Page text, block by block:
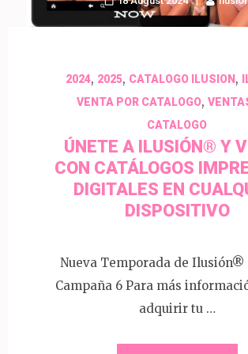
2024, 2025, CATALOGO ILUSION,
VENTA POR CATALOGO,
CATALOGO
ÚNETE A ILUSIÓN® Y
CON CATÁLOGOS
DIGITALES EN
DISPOSITIVO
Nueva Temporada de Ilusión®
Campaña 6 Para más
adquirir tu …